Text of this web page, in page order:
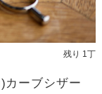
残り 1丁
カーブシザー